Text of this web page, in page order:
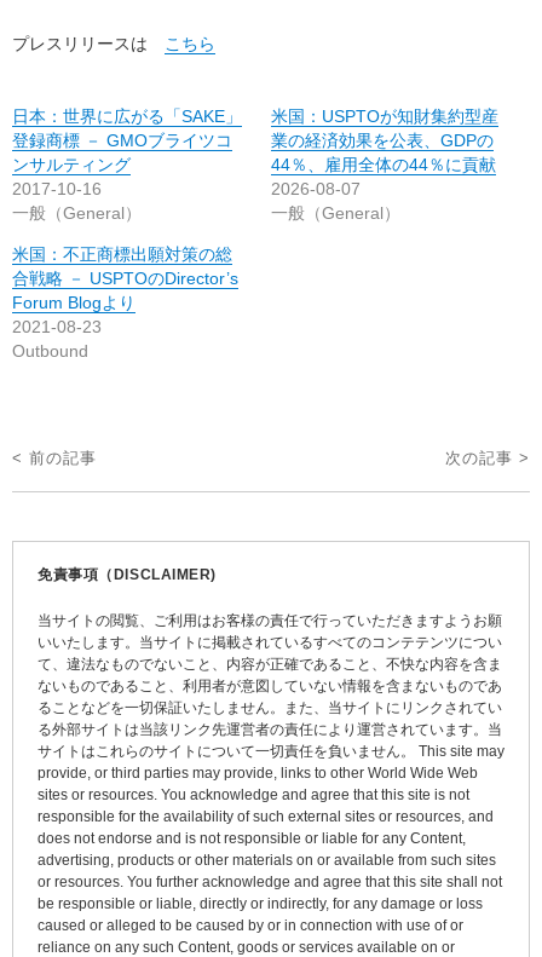
プレスリリースは こちら
日本：世界に広がる「SAKE」
登録商標 － GMOブライツコ
ンサルティング
2017-10-16
一般（General）
米国：USPTOが知財集約型産
業の経済効果を公表、GDPの
44％、雇用全体の44％に貢献
2026-08-07
一般（General）
米国：不正商標出願対策の総
合戦略 － USPTOのDirector’s
Forum Blogより
2021-08-23
Outbound
投
稿
< 前の記事 次の記事 >
免責事項（DISCLAIMER)
当サイトの閲覧、ご利用はお客様の責任で行っていただきますようお願
いいたします。当サイトに掲載されているすべてのコンテテンツについ
て、違法なものでないこと、内容が正確であること、不快な内容を含ま
ないものであること、利用者が意図していない情報を含まないものであ
ることなどを一切保証いたしません。また、当サイトにリンクされてい
る外部サイトは当該リンク先運営者の責任により運営されています。当
サイトはこれらのサイトについて一切責任を負いません。 This site may
provide, or third parties may provide, links to other World Wide Web
sites or resources. You acknowledge and agree that this site is not
responsible for the availability of such external sites or resources, and
does not endorse and is not responsible or liable for any Content,
advertising, products or other materials on or available from such sites
or resources. You further acknowledge and agree that this site shall not
be responsible or liable, directly or indirectly, for any damage or loss
caused or alleged to be caused by or in connection with use of or
reliance on any such Content, goods or services available on or